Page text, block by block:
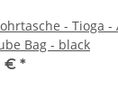
- Tioga -
Bag - black
€ *